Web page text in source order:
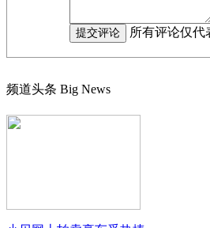
所有评论仅代
频道头条 Big News